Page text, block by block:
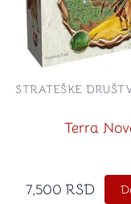
Terra
STRATEŠKE
7,500 RSD